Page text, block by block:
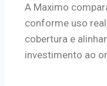
A Maximo
conforme uso
cobertura e
investimento ao